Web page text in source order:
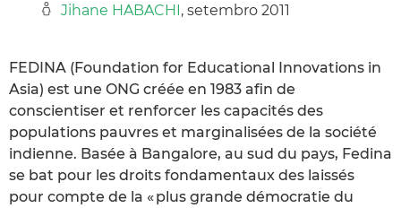
Jihane HABACHI, setembro 2011
FEDINA (Foundation for Educational Innovations in
Asia) est une ONG créée en 1983 afin de
conscientiser et renforcer les capacités des
populations pauvres et marginalisées de la société
indienne. Basée à Bangalore, au sud du pays, Fedina
se bat pour les droits fondamentaux des laissés
pour compte de la « plus grande démocratie du